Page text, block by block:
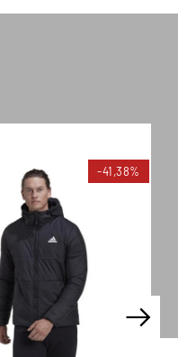
-41,38%